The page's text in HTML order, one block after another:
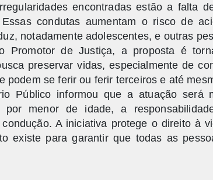
encontradas estão a falta
Essas condutas aumentam o risco de
notadamente adolescentes, e outras
Promotor de Justiça, a proposta é
preservar vidas, especialmente de
podem se ferir ou ferir terceiros e até
Público informou que a atuação será
por menor de idade, a
A iniciativa protege o direito à
existe para garantir que todas as